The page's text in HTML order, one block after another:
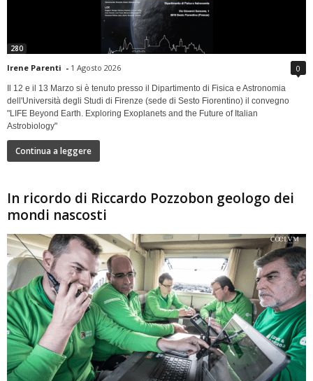
280
Irene Parenti - 1 Agosto 2026 0
Il 12 e il 13 Marzo si è tenuto presso il Dipartimento di Fisica e Astronomia
dell'Università degli Studi di Firenze (sede di Sesto Fiorentino) il convegno
"LIFE Beyond Earth. Exploring Exoplanets and the Future of Italian
Astrobiology"
Continua a leggere
In ricordo di Riccardo Pozzobon geologo dei
mondi nascosti